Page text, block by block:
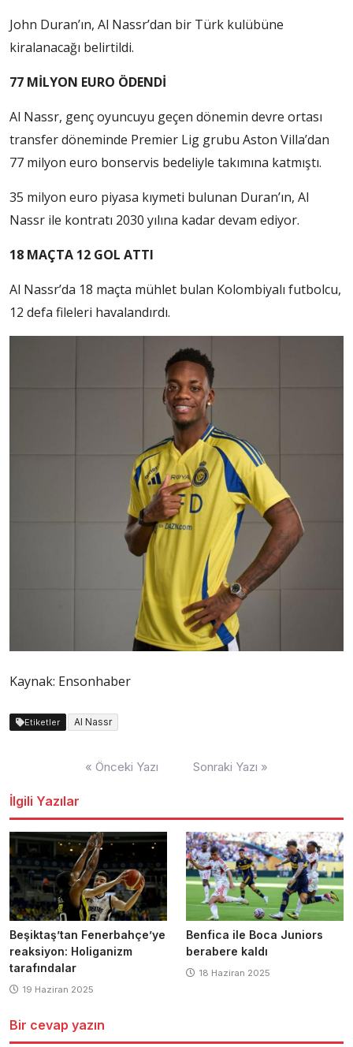
John Duran’ın, Al Nassr’dan bir Türk kulübüne
kiralanacağı belirtildi.
77 MİLYON EURO ÖDENDİ
Al Nassr, genç oyuncuyu geçen dönemin devre ortası
transfer döneminde Premier Lig grubu Aston Villa’dan
77 milyon euro bonservis bedeliyle takımına katmıştı.
35 milyon euro piyasa kıymeti bulunan Duran’ın, Al
Nassr ile kontratı 2030 yılına kadar devam ediyor.
18 MAÇTA 12 GOL ATTI
Al Nassr’da 18 maçta mühlet bulan Kolombiyalı futbolcu,
12 defa fileleri havalandırdı.
Kaynak: Ensonhaber
Etiketler Al Nassr
« Önceki Yazı Sonraki Yazı »
İlgili Yazılar
Beşiktaş’tan Fenerbahçe’ye
reaksiyon: Holiganizm
tarafındalar
19 Haziran 2025
Benfica ile Boca Juniors
berabere kaldı
18 Haziran 2025
Bir cevap yazın